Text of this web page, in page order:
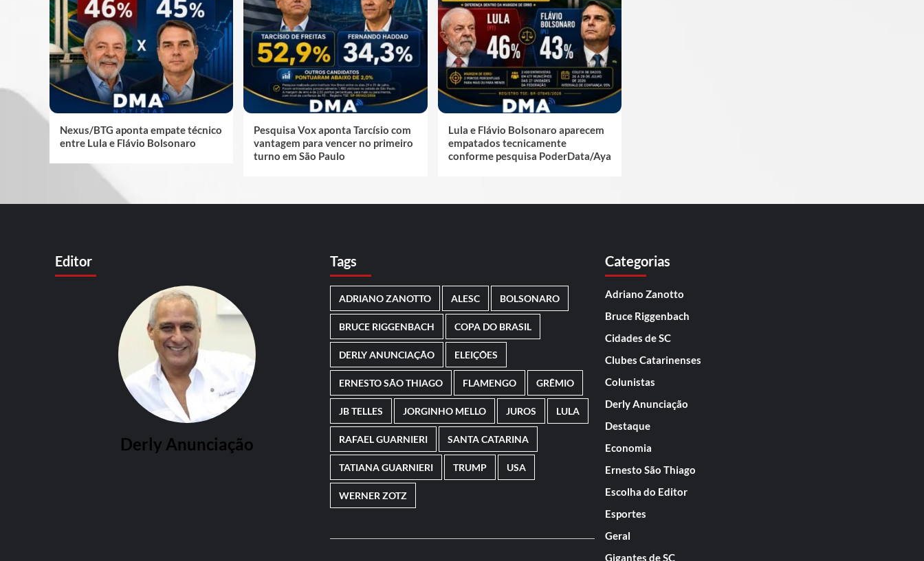
Nexus/BTG aponta empate técnico
entre Lula e Flávio Bolsonaro
Pesquisa Vox aponta Tarcísio com
vantagem para vencer no primeiro
turno em São Paulo
Lula e Flávio Bolsonaro aparecem
empatados tecnicamente
conforme pesquisa PoderData/Aya
Editor
Derly Anunciação
Tags
ADRIANO ZANOTTO ALESC BOLSONARO
BRUCE RIGGENBACH COPA DO BRASIL
DERLY ANUNCIAÇÃO ELEIÇÕES
ERNESTO SÃO THIAGO FLAMENGO GRÊMIO
JB TELLES JORGINHO MELLO JUROS LULA
RAFAEL GUARNIERI SANTA CATARINA
TATIANA GUARNIERI TRUMP USA
WERNER ZOTZ
Categorias
Adriano Zanotto
Bruce Riggenbach
Cidades de SC
Clubes Catarinenses
Colunistas
Derly Anunciação
Destaque
Economia
Ernesto São Thiago
Escolha do Editor
Esportes
Geral
Gigantes de SC